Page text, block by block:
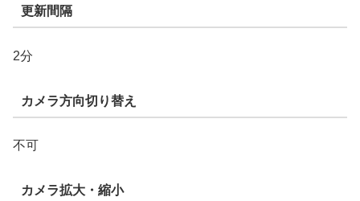
更新間隔
2分
カメラ方向切り替え
不可
カメラ拡大・縮小